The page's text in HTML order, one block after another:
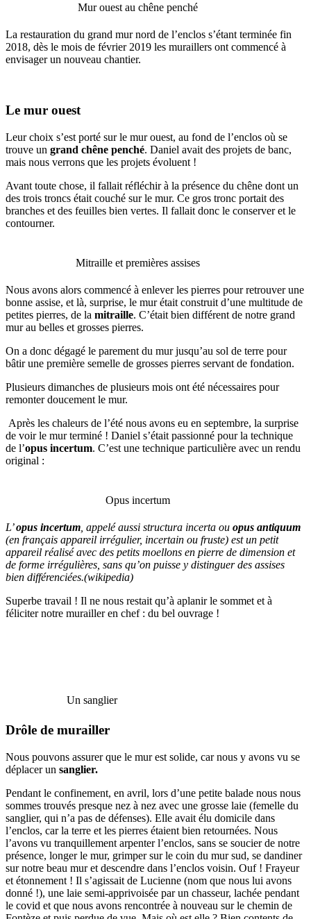
Mur ouest au chêne penché
La restauration du grand mur nord de l’enclos s’étant terminée fin
2018, dès le mois de février 2019 les muraillers ont commencé à
envisager un nouveau chantier.
Le mur ouest
Leur choix s’est porté sur le mur ouest, au fond de l’enclos où se
trouve un grand chêne penché. Daniel avait des projets de banc,
mais nous verrons que les projets évoluent !
Avant toute chose, il fallait réfléchir à la présence du chêne dont un
des trois troncs était couché sur le mur. Ce gros tronc portait des
branches et des feuilles bien vertes. Il fallait donc le conserver et le
contourner.
Mitraille et premières assises
Nous avons alors commencé à enlever les pierres pour retrouver une
bonne assise, et là, surprise, le mur était construit d’une multitude de
petites pierres, de la mitraille. C’était bien différent de notre grand
mur au belles et grosses pierres.
On a donc dégagé le parement du mur jusqu’au sol de terre pour
bâtir une première semelle de grosses pierres servant de fondation.
Plusieurs dimanches de plusieurs mois ont été nécessaires pour
remonter doucement le mur.
Après les chaleurs de l’été nous avons eu en septembre, la surprise
de voir le mur terminé ! Daniel s’était passionné pour la technique
de l’opus incertum. C’est une technique particulière avec un rendu
original :
Opus incertum
L’opus incertum , appelé aussi structura incerta ou opus antiquum
(en français appareil irrégulier, incertain ou fruste) est un petit
appareil réalisé avec des petits moellons en pierre de dimension et
de forme irrégulières, sans qu’on puisse y distinguer des assises
bien différenciées.(wikipedia)
Superbe travail ! Il ne nous restait qu’à aplanir le sommet et à
féliciter notre murailler en chef : du bel ouvrage !
Un sanglier
Drôle de murailler
Nous pouvons assurer que le mur est solide, car nous y avons vu se
déplacer un sanglier.
Pendant le confinement, en avril, lors d’une petite balade nous nous
sommes trouvés presque nez à nez avec une grosse laie (femelle du
sanglier, qui n’a pas de défenses). Elle avait élu domicile dans
l’enclos, car la terre et les pierres étaient bien retournées. Nous
l’avons vu tranquillement arpenter l’enclos, sans se soucier de notre
présence, longer le mur, grimper sur le coin du mur sud, se dandiner
sur notre beau mur et descendre dans l’enclos voisin. Ouf ! Frayeur
et étonnement ! Il s’agissait de Lucienne (nom que nous lui avons
donné !), une laie semi-apprivoisée par un chasseur, lachée pendant
le covid et que nous avons rencontrée à nouveau sur le chemin de